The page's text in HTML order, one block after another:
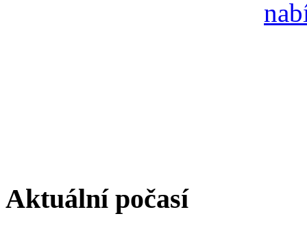
Aktuální počasí